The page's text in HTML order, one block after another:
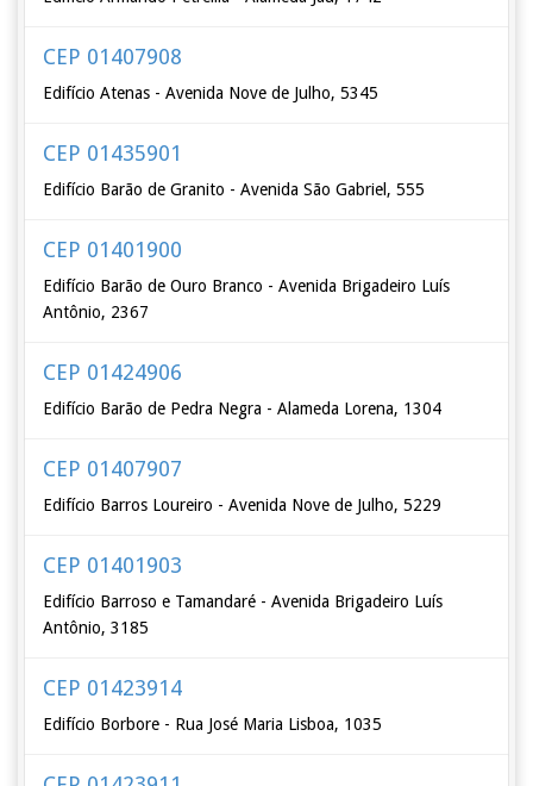
CEP 01407908
Edifício Atenas - Avenida Nove de Julho, 5345
CEP 01435901
Edifício Barão de Granito - Avenida São Gabriel, 555
CEP 01401900
Edifício Barão de Ouro Branco - Avenida Brigadeiro Luís
Antônio, 2367
CEP 01424906
Edifício Barão de Pedra Negra - Alameda Lorena, 1304
CEP 01407907
Edifício Barros Loureiro - Avenida Nove de Julho, 5229
CEP 01401903
Edifício Barroso e Tamandaré - Avenida Brigadeiro Luís
Antônio, 3185
CEP 01423914
Edifício Borbore - Rua José Maria Lisboa, 1035